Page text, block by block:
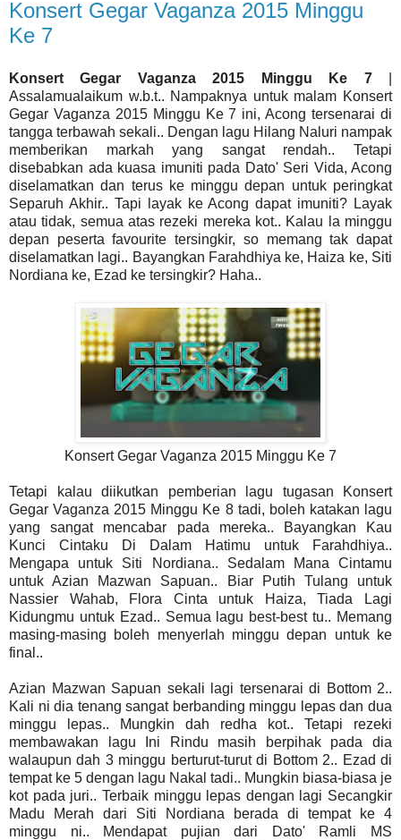
Konsert Gegar Vaganza 2015 Minggu
Ke 7
Konsert Gegar Vaganza 2015 Minggu Ke 7|
Assalamualaikum w.b.t.. Nampaknya untuk malam Konsert
Gegar Vaganza 2015 Minggu Ke 7 ini, Acong tersenarai di
tangga terbawah sekali.. Dengan lagu Hilang Naluri nampak
memberikan markah yang sangat rendah.. Tetapi
disebabkan ada kuasa imuniti pada Dato' Seri Vida, Acong
diselamatkan dan terus ke minggu depan untuk peringkat
Separuh Akhir.. Tapi layak ke Acong dapat imuniti? Layak
atau tidak, semua atas rezeki mereka kot.. Kalau la minggu
depan peserta favourite tersingkir, so memang tak dapat
diselamatkan lagi.. Bayangkan Farahdhiya ke, Haiza ke, Siti
Nordiana ke, Ezad ke tersingkir? Haha..
Konsert Gegar Vaganza 2015 Minggu Ke 7
Tetapi kalau diikutkan pemberian lagu tugasan Konsert
Gegar Vaganza 2015 Minggu Ke 8 tadi, boleh katakan lagu
yang sangat mencabar pada mereka.. Bayangkan Kau
Kunci Cintaku Di Dalam Hatimu untuk Farahdhiya..
Mengapa untuk Siti Nordiana.. Sedalam Mana Cintamu
untuk Azian Mazwan Sapuan.. Biar Putih Tulang untuk
Nassier Wahab, Flora Cinta untuk Haiza, Tiada Lagi
Kidungmu untuk Ezad.. Semua lagu best-best tu.. Memang
masing-masing boleh menyerlah minggu depan untuk ke
final..
Azian Mazwan Sapuan sekali lagi tersenarai di Bottom 2..
Kali ni dia tenang sangat berbanding minggu lepas dan dua
minggu lepas.. Mungkin dah redha kot.. Tetapi rezeki
membawakan lagu Ini Rindu masih berpihak pada dia
walaupun dah 3 minggu berturut-turut di Bottom 2.. Ezad di
tempat ke 5 dengan lagu Nakal tadi.. Mungkin biasa-biasa je
kot pada juri.. Terbaik minggu lepas dengan lagi Secangkir
Madu Merah dari Siti Nordiana berada di tempat ke 4
minggu ni.. Mendapat pujian dari Dato' Ramli MS